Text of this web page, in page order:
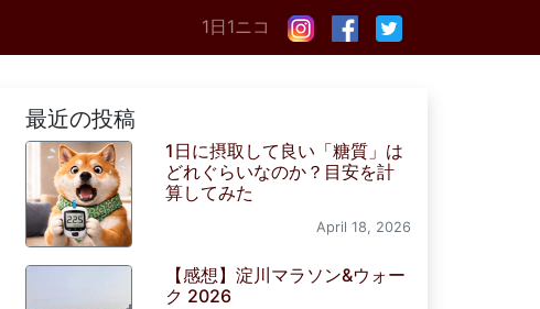
1日1ニコ
最近の投稿
1日に摂取して良い「糖質」は
どれぐらいなのか？目安を計
算してみた
April 18, 2026
【感想】淀川マラソン&ウォー
ク 2026